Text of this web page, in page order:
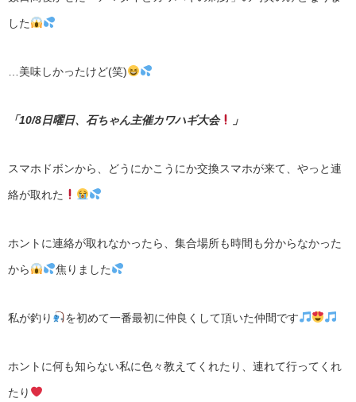
した
…美味しかったけど(笑)
「10/8日曜日、石ちゃん主催カワハギ大会 」
スマホドボンから、どうにかこうにか交換スマホが来て、やっと連
絡が取れた
ホントに連絡が取れなかったら、集合場所も時間も分からなかった
から 焦りました
私が釣り を初めて一番最初に仲良くして頂いた仲間です
ホントに何も知らない私に色々教えてくれたり、連れて行ってくれ
たり